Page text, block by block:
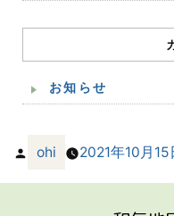
お知らせ
投ohi 2021年10月15